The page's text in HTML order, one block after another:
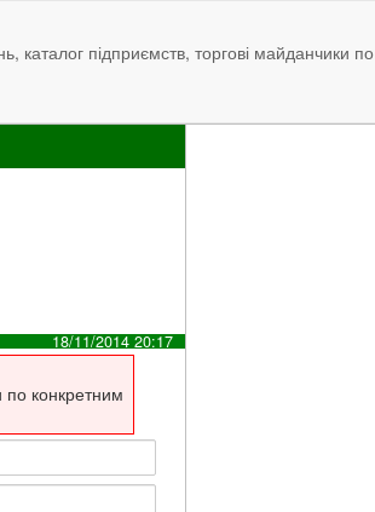
каталог підприємств, торгові майданчики по
18/11/2014 20:17
по конкретним